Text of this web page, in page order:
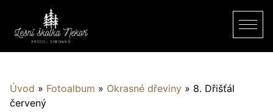
Úvod » Fotoalbum » Okrasné dřeviny » 8. Dřišťál
červený